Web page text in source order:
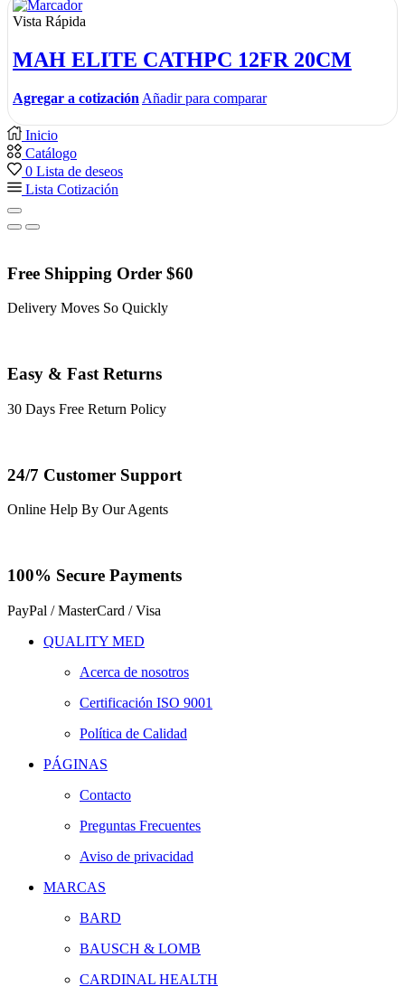
Vista Rápida
MAH ELITE CATHPC 12FR 20CM
Agregar a cotización Añadir para comparar
Inicio
Catálogo
0 Lista de deseos
Lista Cotización
Free Shipping Order $60
Delivery Moves So Quickly
Easy & Fast Returns
30 Days Free Return Policy
24/7 Customer Support
Online Help By Our Agents
100% Secure Payments
PayPal / MasterCard / Visa
QUALITY MED
Acerca de nosotros
Certificación ISO 9001
Política de Calidad
PÁGINAS
Contacto
Preguntas Frecuentes
Aviso de privacidad
MARCAS
BARD
BAUSCH & LOMB
CARDINAL HEALTH